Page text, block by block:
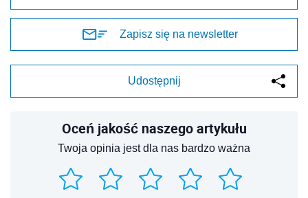
Zapisz się na newsletter
Udostępnij
Oceń jakość naszego artykułu
Twoja opinia jest dla nas bardzo ważna